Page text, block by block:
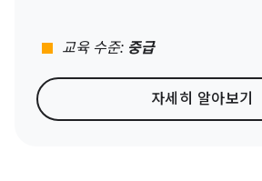
stop 교육 수준: 중급
자세히 알아보기